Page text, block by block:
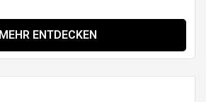
MEHR ENTDECKEN